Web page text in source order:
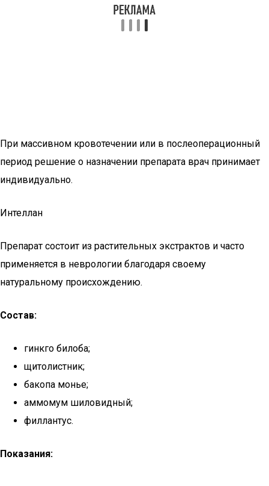
При массивном кровотечении или в послеоперационный
период решение о назначении препарата врач принимает
индивидуально.
Интеллан
Препарат состоит из растительных экстрактов и часто
применяется в неврологии благодаря своему
натуральному происхождению.
Состав:
гинкго билоба;
щитолистник;
бакопа монье;
аммомум шиловидный;
филлантус.
Показания: